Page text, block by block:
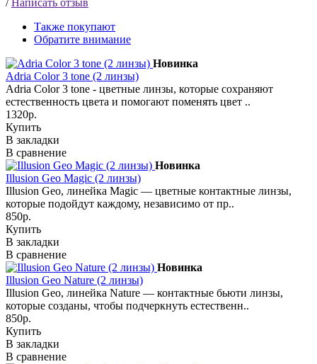
/Написать отзыв
Также покупают
Обратите внимание
Новинка
Adria Сolor 3 tone (2 линзы)
Adria Сolor 3 tone - цветные линзы, которые сохраняют
естественность цвета и помогают поменять цвет ..
1320р.
Купить
В закладки
В сравнение
Новинка
Illusion Geo Magic (2 линзы)
Illusion Geo, линейка Magic — цветные контактные линзы,
которые подойдут каждому, независимо от пр..
850р.
Купить
В закладки
В сравнение
Новинка
Illusion Geo Nature (2 линзы)
Illusion Geo, линейка Nature — контактные бьюти линзы,
которые созданы, чтобы подчеркнуть естественн..
850р.
Купить
В закладки
В сравнение